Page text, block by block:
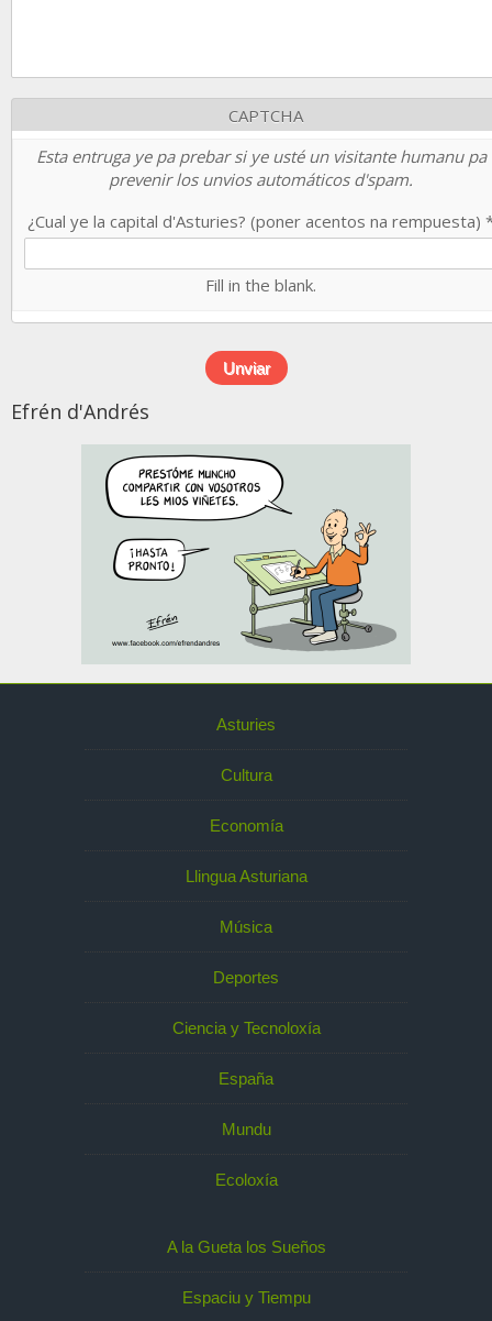
CAPTCHA
Esta entruga ye pa prebar si ye usté un visitante humanu pa
prevenir los unvios automáticos d'spam.
¿Cual ye la capital d'Asturies? (poner acentos na rempuesta)
Fill in the blank.
Efrén d'Andrés
Asturies
Cultura
Economía
Llingua Asturiana
Música
Deportes
Ciencia y Tecnoloxía
España
Mundu
Ecoloxía
A la Gueta los Sueños
Espaciu y Tiempu